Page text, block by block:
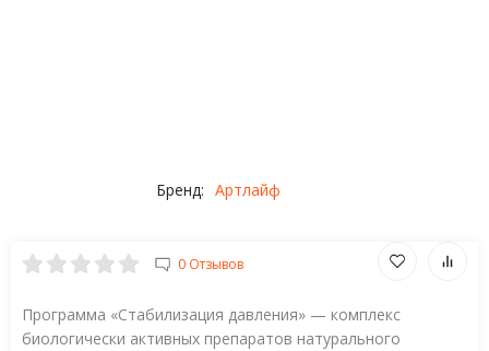
Бренд: Артлайф
0 Отзывов
Программа «Стабилизация давления» — комплекс
биологически активных препаратов натурального